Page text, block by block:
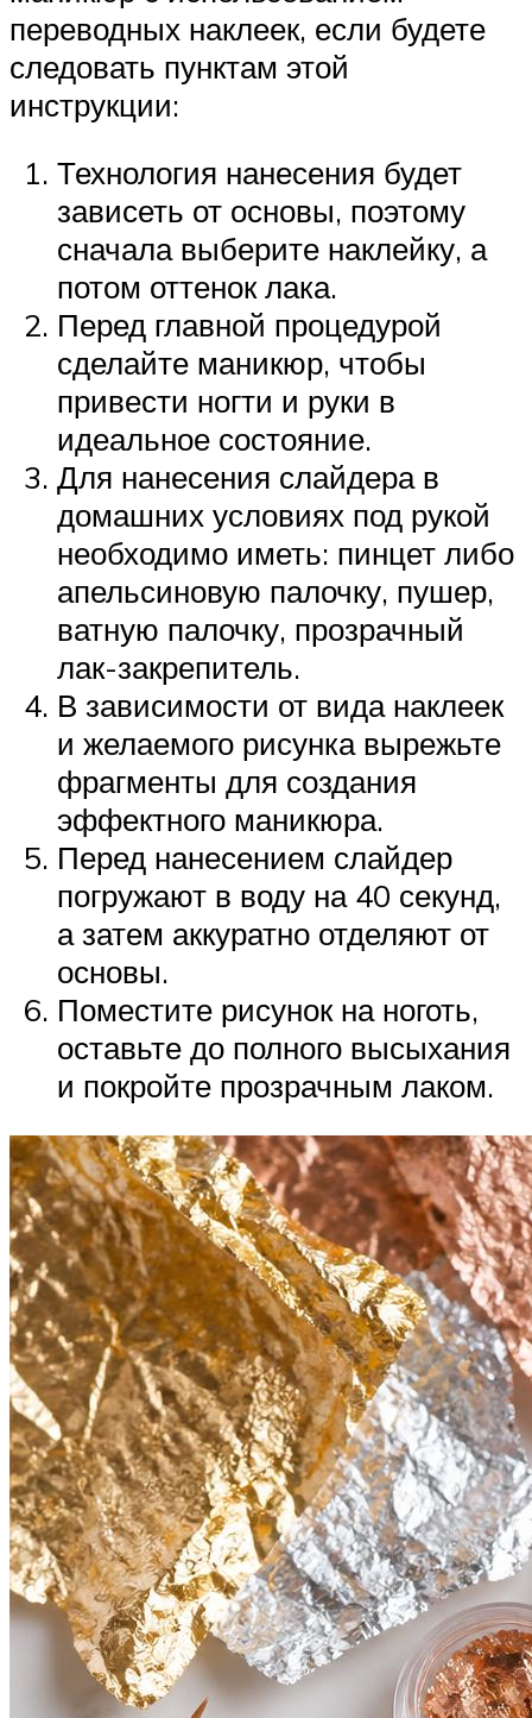
переводных наклеек, если будете
следовать пунктам этой
инструкции:
Технология нанесения будет
зависеть от основы, поэтому
сначала выберите наклейку, а
потом оттенок лака.
Перед главной процедурой
сделайте маникюр, чтобы
привести ногти и руки в
идеальное состояние.
Для нанесения слайдера в
домашних условиях под рукой
необходимо иметь: пинцет либо
апельсиновую палочку, пушер,
ватную палочку, прозрачный
лак-закрепитель.
В зависимости от вида наклеек
и желаемого рисунка вырежьте
фрагменты для создания
эффектного маникюра.
Перед нанесением слайдер
погружают в воду на 40 секунд,
а затем аккуратно отделяют от
основы.
Поместите рисунок на ноготь,
оставьте до полного высыхания
и покройте прозрачным лаком.